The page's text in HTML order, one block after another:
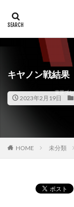
キヤノン戦結果
2023年2月19日
HOME 未分類